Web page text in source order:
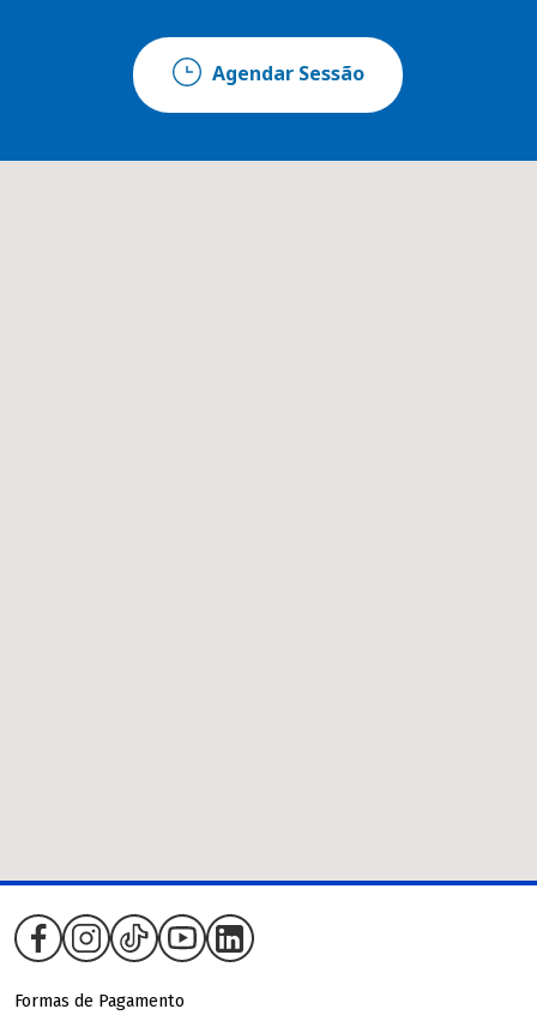
Agendar Sessão
Formas de Pagamento